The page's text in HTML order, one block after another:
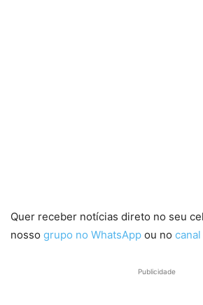
Quer receber notícias direto no seu
nosso grupo no WhatsApp ou no
Publicidade